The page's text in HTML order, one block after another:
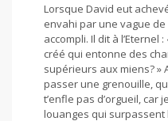
Lorsque David eut
envahi par une vague
accompli. Il dit à l’Eternel
créé qui entonne des
supérieurs aux miens? »
passer une grenouille,
t’enfle pas d’orgueil, car
louanges qui surpassent